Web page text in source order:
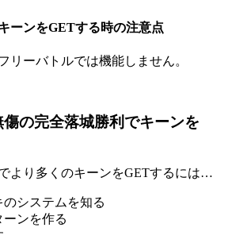
ーンをGETする時の注意点
リーバトルでは機能しません。
の完全落城勝利でキーンを
より多くのキーンをGETするには…
システムを知る
ーンを作る